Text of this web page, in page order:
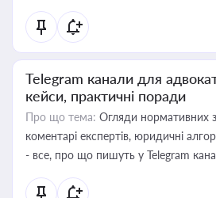
Telegram канали для
кейси, практичні поради
Про що тема: Огляди нормативних
коментарі експертів, юридичні
- все, про що пишуть у Telegram